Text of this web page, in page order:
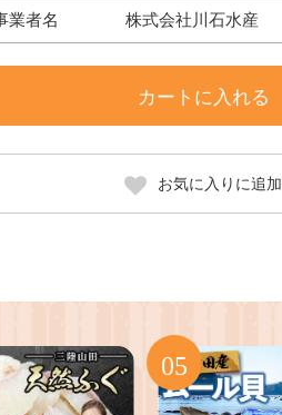
業者名 株式会社川石水産
カートに入れる
お気に入りに追加